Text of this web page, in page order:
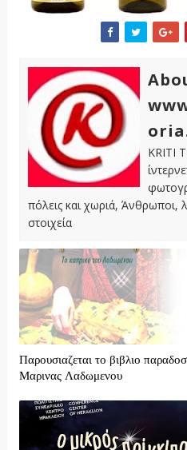
KRITI
πόλεις και χωριά, Άνθρωποι,
στοιχεία
Παρουσιαζεται το βιβλιο
Μαρινας Λαδωμενου